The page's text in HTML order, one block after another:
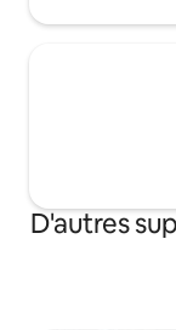
D'autres